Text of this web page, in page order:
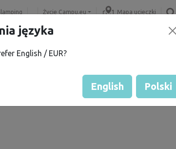
Życie Campu.eu Mapa ucieczki
Oceny pojazdów
języka
English / EUR?
English Polski